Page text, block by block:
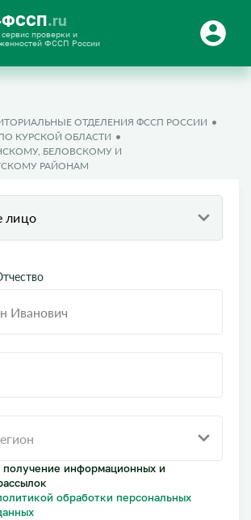
ФССП.ru
проверки и
ФССП России
ОТДЕЛЕНИЯ ФССП РОССИИ
КУРСКОЙ ОБЛАСТИ
БЕЛОВСКОМУ И
РАЙОНАМ
лицо
получение информационных и
обработки персональных